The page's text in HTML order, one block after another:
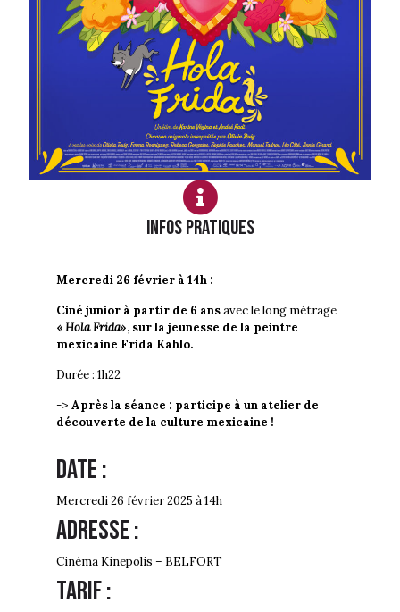
Infos PRATIQUES
Mercredi 26 février à 14h :
Ciné junior à partir de 6 ansavec le long métrage
«Hola Frida», sur la jeunesse de la peintre
mexicaine Frida Kahlo.
Durée : 1h22
-> Après la séance : participe à un atelier de
découverte de la culture mexicaine !
Date :
Mercredi 26 février 2025 à 14h
Adresse :
Cinéma Kinepolis – BELFORT
Tarif :